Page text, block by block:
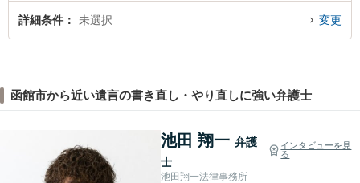
詳細条件 未選択 変更
函館市から近い遺言の書き直し・やり直しに強い弁護士
池田 翔一 弁護
士
インタビューを見
る
池田翔一法律事務所